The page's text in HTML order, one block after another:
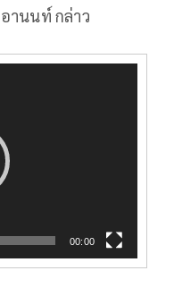
านนท์ กล่าว
00:00